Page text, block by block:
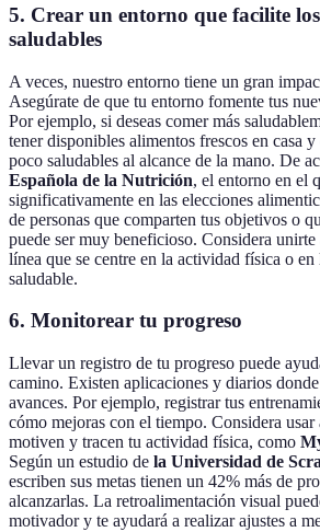
5. Crear un entorno que facilite
saludables
A veces, nuestro entorno tiene un gran
Asegúrate de que tu entorno fomente tus
Por ejemplo, si deseas comer más
tener disponibles alimentos frescos en casa
poco saludables al alcance de la mano. De
Española de la Nutrición, el entorno en el
significativamente en las elecciones
de personas que comparten tus objetivos o
puede ser muy beneficioso. Considera
línea que se centre en la actividad física o
saludable.
6. Monitorear tu progreso
Llevar un registro de tu progreso puede
camino. Existen aplicaciones y diarios
avances. Por ejemplo, registrar tus
cómo mejoras con el tiempo. Considera usar
motiven y tracen tu actividad física, como
Según un estudio de la Universidad de
escriben sus metas tienen un 42% más de
alcanzarlas. La retroalimentación visual
motivador y te ayudará a realizar ajustes a